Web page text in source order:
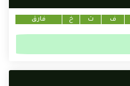
ف ت خ فارق